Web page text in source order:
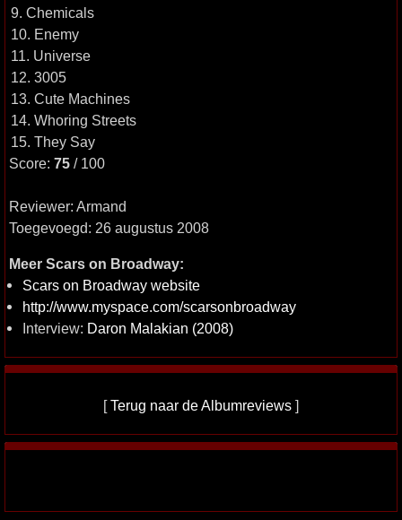
9. Chemicals
10. Enemy
11. Universe
12. 3005
13. Cute Machines
14. Whoring Streets
15. They Say
Score: 75 / 100
Reviewer: Armand
Toegevoegd: 26 augustus 2008
Meer Scars on Broadway:
Scars on Broadway website
http://www.myspace.com/scarsonbroadway
Interview: Daron Malakian (2008)
[Terug naar de Albumreviews ]